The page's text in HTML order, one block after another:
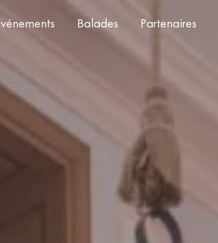
Balades Partenaires